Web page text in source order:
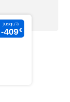
jusqu’à
-409€